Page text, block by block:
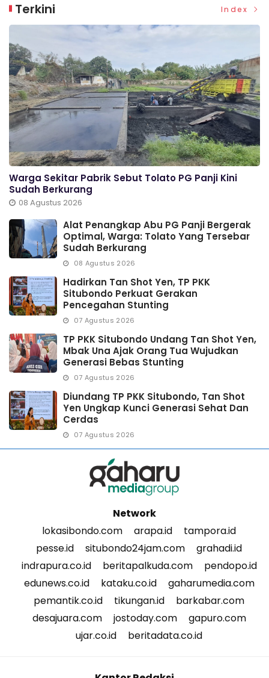
Terkini Index
Warga Sekitar Pabrik Sebut Tolato PG Panji Kini
Sudah Berkurang
08 Agustus 2026
Alat Penangkap Abu PG Panji Bergerak
Optimal, Warga: Tolato Yang Tersebar
Sudah Berkurang
08 Agustus 2026
Hadirkan Tan Shot Yen, TP PKK
Situbondo Perkuat Gerakan
Pencegahan Stunting
07 Agustus 2026
TP PKK Situbondo Undang Tan Shot Yen,
Mbak Una Ajak Orang Tua Wujudkan
Generasi Bebas Stunting
07 Agustus 2026
Diundang TP PKK Situbondo, Tan Shot
Yen Ungkap Kunci Generasi Sehat Dan
Cerdas
07 Agustus 2026
Network
lokasibondo.com
arapa.id
tampora.id
pesse.id
situbondo24jam.com
grahadi.id
indrapura.co.id
beritapalkuda.com
pendopo.id
edunews.co.id
kataku.co.id
gaharumedia.com
pemantik.co.id
tikungan.id
barkabar.com
desajuara.com
jostoday.com
gapuro.com
ujar.co.id
beritadata.co.id